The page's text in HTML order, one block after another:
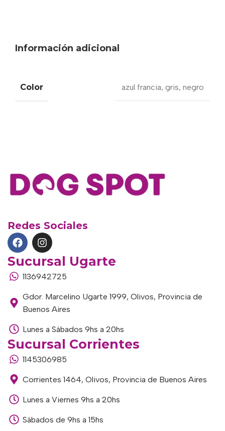
Información adicional
Color azul francia, gris, negro
Redes Sociales
Sucursal Ugarte
1136942725
Gdor. Marcelino Ugarte 1999, Olivos, Provincia de
Buenos Aires
Lunes a Sábados 9hs a 20hs
Sucursal Corrientes
1145306985
Corrientes 1464, Olivos, Provincia de Buenos Aires
Lunes a Viernes 9hs a 20hs
Sábados de 9hs a 15hs